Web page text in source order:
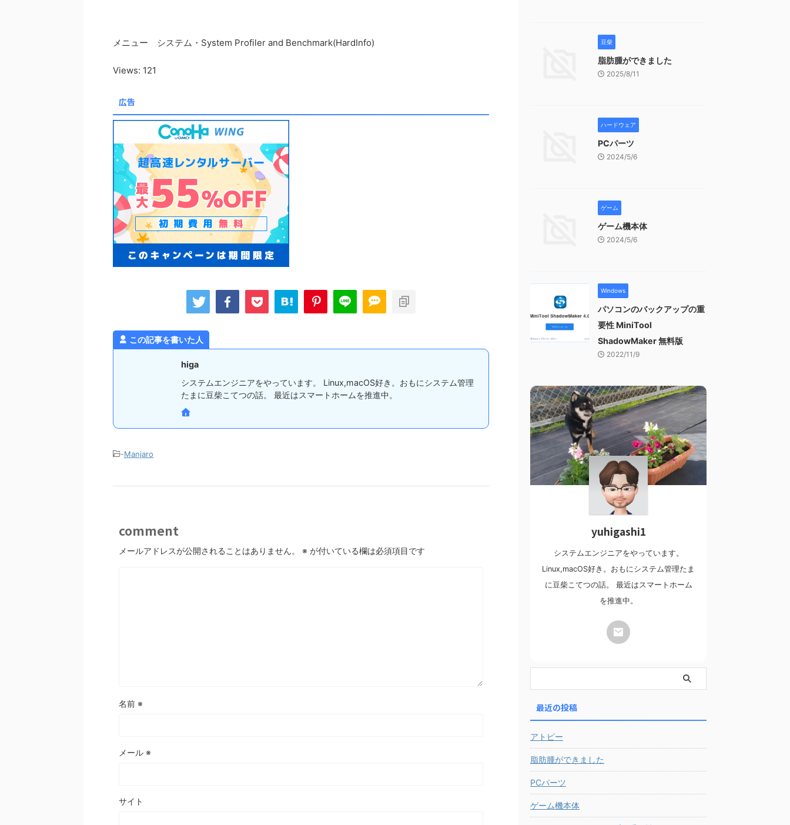
メニュー システム・System Profiler and Benchmark(HardInfo)
Views: 121
広告
この記事を書いた人
higa
システムエンジニアをやっています。 Linux,macOS好き。おもにシステム管理
たまに豆柴こてつの話。 最近はスマートホームを推進中。
-Manjaro
comment
メールアドレスが公開されることはありません。 ※ が付いている欄は必須項目です
名前 ※
メール ※
サイト
豆柴
脂肪腫ができました
2025/8/11
ハードウェア
PCパーツ
2024/5/6
ゲーム
ゲーム機本体
2024/5/6
Windows
パソコンのバックアップの重
要性 MiniTool
ShadowMaker 無料版
2022/11/9
yuhigashi1
システムエンジニアをやっています。
Linux,macOS好き。おもにシステム管理たま
に豆柴こてつの話。 最近はスマートホーム
を推進中。
最近の投稿
アトピー
脂肪腫ができました
PCパーツ
ゲーム機本体